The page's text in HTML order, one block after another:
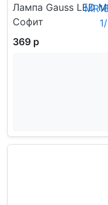
Лампа Gauss LED
Софит
369 р